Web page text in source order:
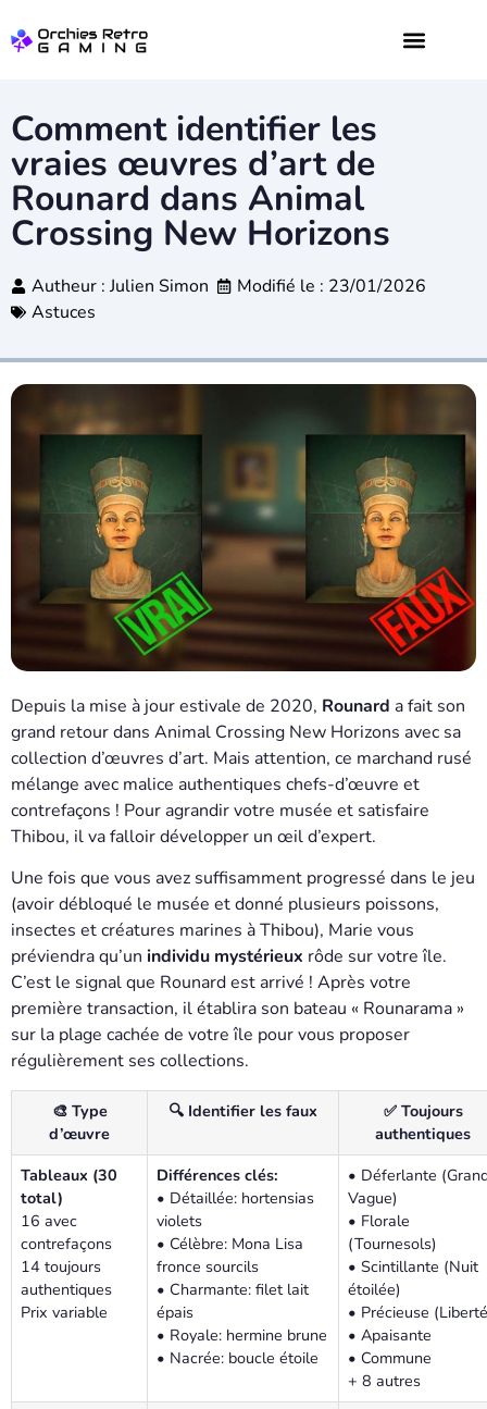
Comment identifier les
vraies œuvres d’art de
Rounard dans Animal
Crossing New Horizons
Autheur :Julien Simon
Modifié le : 23/01/2026
Astuces
Depuis la mise à jour estivale de 2020, Rounard a fait son
grand retour dans Animal Crossing New Horizons avec sa
collection d’œuvres d’art. Mais attention, ce marchand rusé
mélange avec malice authentiques chefs-d’œuvre et
contrefaçons ! Pour agrandir votre musée et satisfaire
Thibou, il va falloir développer un œil d’expert.
Une fois que vous avez suffisamment progressé dans le jeu
(avoir débloqué le musée et donné plusieurs poissons,
insectes et créatures marines à Thibou), Marie vous
préviendra qu’un individu mystérieux rôde sur votre île.
C’est le signal que Rounard est arrivé ! Après votre
première transaction, il établira son bateau « Rounarama »
sur la plage cachée de votre île pour vous proposer
régulièrement ses collections.
🎨 Type
d’œuvre
🔍 Identifier les faux
✅ Toujours
authentiques
Tableaux (30
total)
16 avec
contrefaçons
14 toujours
authentiques
Prix variable
Différences clés:
• Détaillée: hortensias
violets
• Célèbre: Mona Lisa
fronce sourcils
• Charmante: filet lait
épais
• Royale: hermine brune
• Nacrée: boucle étoile
• Déferlante
Vague)
• Florale
(Tournesols)
• Scintillante (Nuit
étoilée)
• Précieuse
• Apaisante
• Commune
+ 8 autres